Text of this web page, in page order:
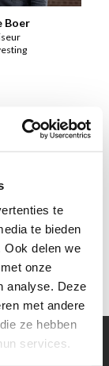
te
te bieden
Ook delen we
onze
analyse. Deze
met andere
ze hebben
services.
en elke
heeft zijn eigen
vraagt om
Boer